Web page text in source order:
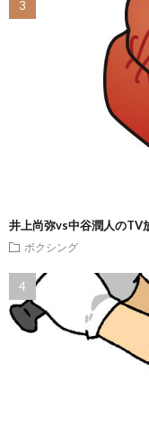
井上尚弥vs中谷潤人のTV
ボクシング